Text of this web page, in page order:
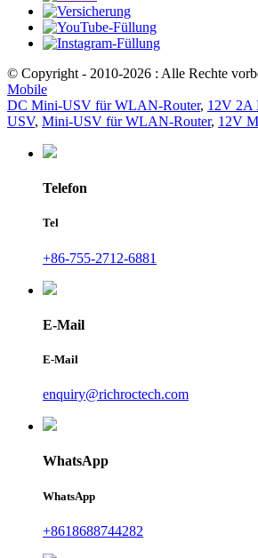
© Copyright - 2010-2026 : Alle Rechte
Mobile
DC Mini-USV für WLAN-Router, 12V 2A
USV, Mini-USV für WLAN-Router, 12V
Telefon
Tel
+86-755-2712-6881
E-Mail
E-Mail
enquiry@richroctech.com
WhatsApp
WhatsApp
+8618688744282